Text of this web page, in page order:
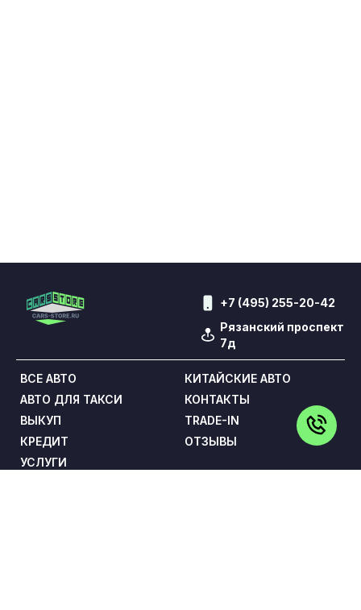
+7 (495) 255-20-42
Рязанский проспект
7д
ВСЕ АВТО
КИТАЙСКИЕ АВТО
АВТО ДЛЯ ТАКСИ
КОНТАКТЫ
ВЫКУП
TRADE-IN
КРЕДИТ
ОТЗЫВЫ
УСЛУГИ